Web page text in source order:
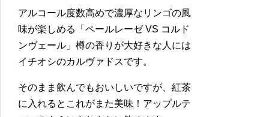
アルコール度数高めで濃厚なリンゴの風
味が楽しめる「ペールレーゼ VS コルド
ンヴェール」樽の香りが大好きな人には
イチオシのカルヴァドスです。
そのまま飲んでもおいしいですが、紅茶
に入れるとこれがまた美味！アップルテ